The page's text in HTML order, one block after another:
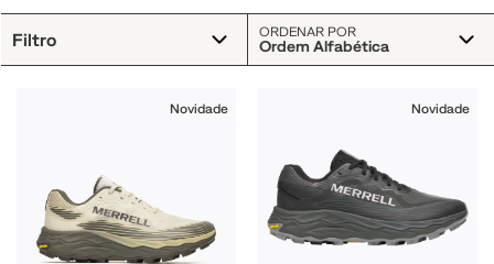
Filtro ORDENAR POR
Ordem Alfabética
Novidade Novidade